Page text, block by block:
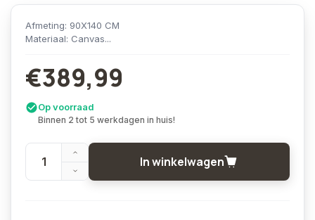
Afmeting: 90X140 CM
Materiaal: Canvas...
€389,99
Op voorraad
Binnen 2 tot 5 werkdagen in huis!
In winkelwagen